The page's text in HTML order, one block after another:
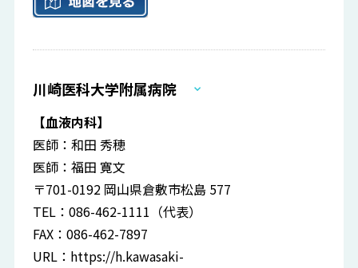
川崎医科大学附属病院
【血液内科】
医師：和田 秀穂
医師：福田 寛文
〒701-0192 岡山県倉敷市松島 577
TEL：086-462-1111（代表）
FAX：086-462-7897
URL： https://h.kawasaki-